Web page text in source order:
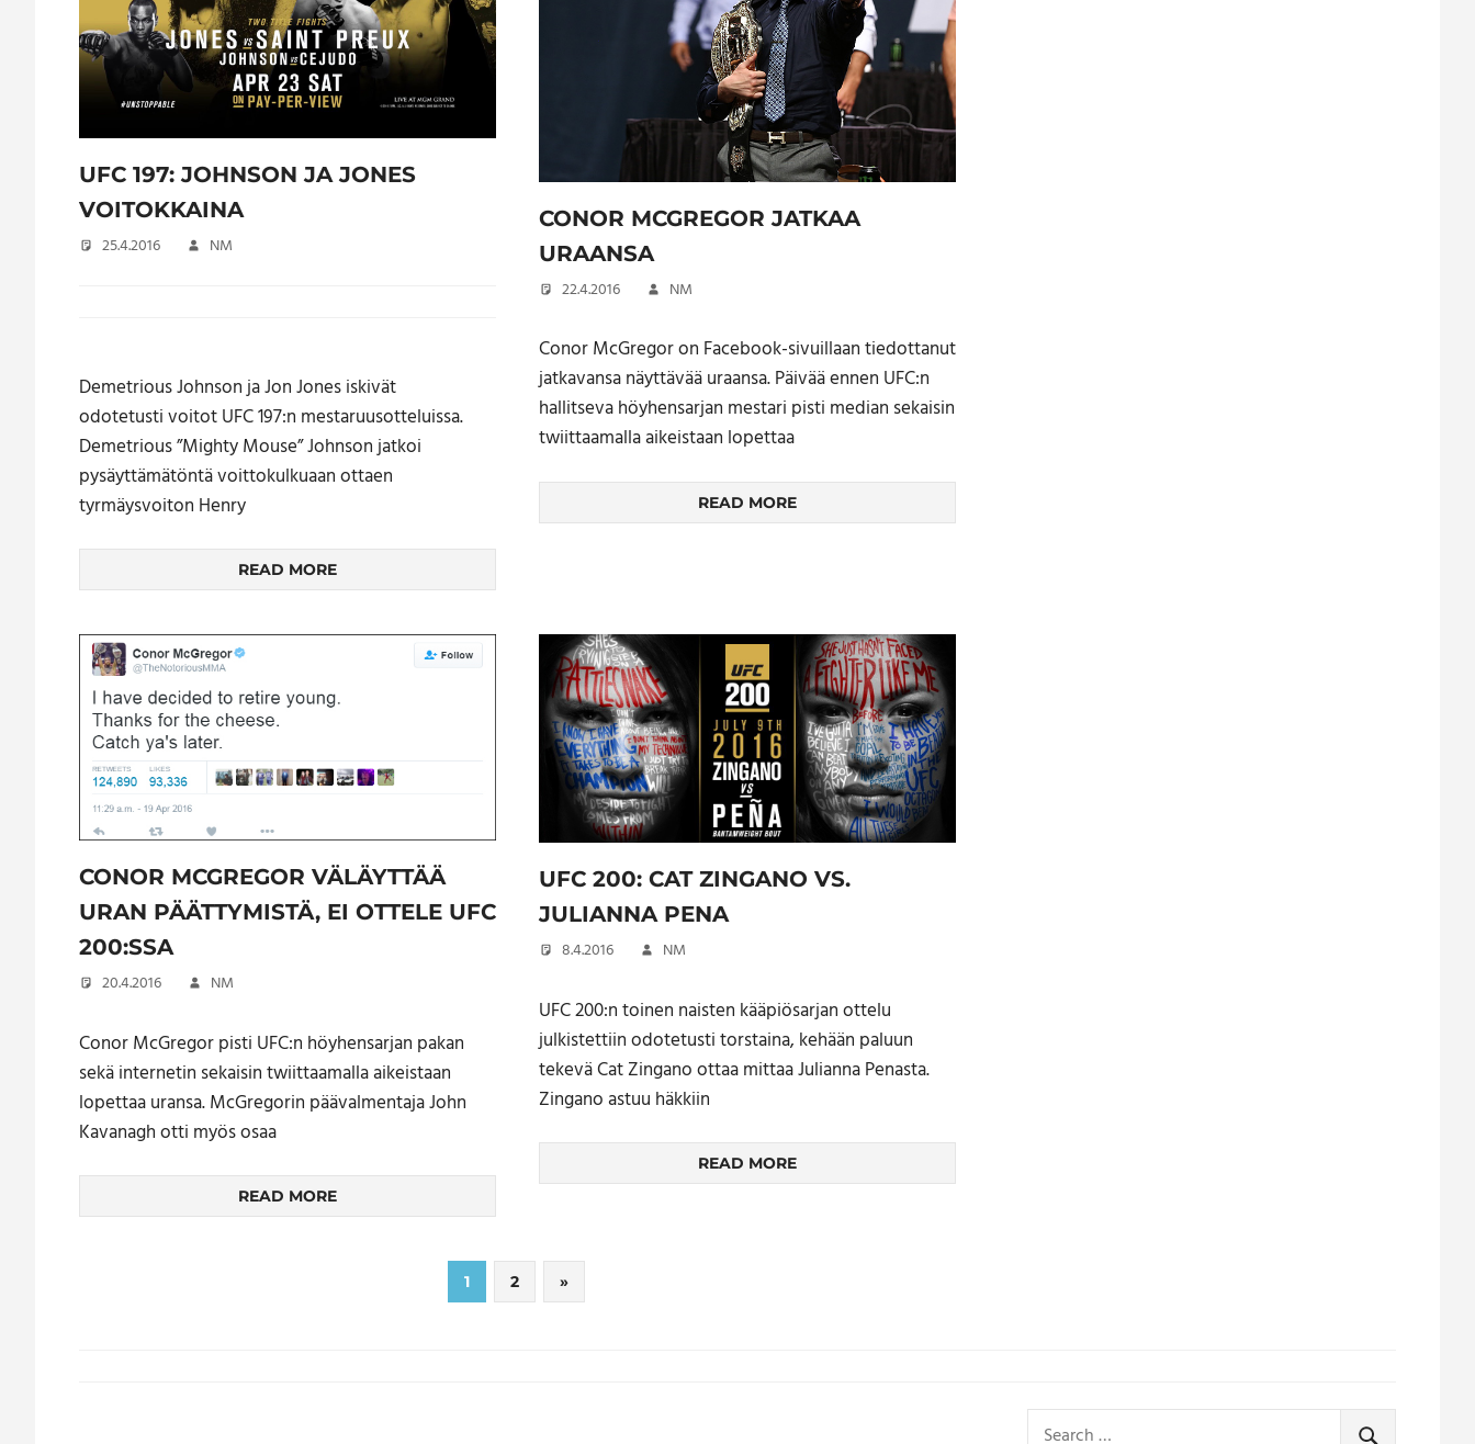
UFC 197: JOHNSON JA JONES
VOITOKKAINA
25.4.2016 NM
Demetrious Johnson ja Jon Jones iskivät
odotetusti voitot UFC 197:n mestaruusotteluissa.
Demetrious ”Mighty Mouse” Johnson jatkoi
pysäyttämätöntä voittokulkuaan ottaen
tyrmäysvoiton Henry
READ MORE
CONOR MCGREGOR JATKAA
URAANSA
22.4.2016 NM
Conor McGregor on Facebook-sivuillaan tiedottanut
jatkavansa näyttävää uraansa. Päivää ennen UFC:n
hallitseva höyhensarjan mestari pisti median sekaisin
twiittaamalla aikeistaan lopettaa
READ MORE
CONOR MCGREGOR VÄLÄYTTÄÄ
URAN PÄÄTTYMISTÄ, EI OTTELE UFC
200:SSA
20.4.2016 NM
Conor McGregor pisti UFC:n höyhensarjan pakan
sekä internetin sekaisin twiittaamalla aikeistaan
lopettaa uransa. McGregorin päävalmentaja John
Kavanagh otti myös osaa
READ MORE
UFC 200: CAT ZINGANO VS.
JULIANNA PENA
8.4.2016 NM
UFC 200:n toinen naisten kääpiösarjan ottelu
julkistettiin odotetusti torstaina, kehään paluun
tekevä Cat Zingano ottaa mittaa Julianna Penasta.
Zingano astuu häkkiin
READ MORE
1 2
Next
Posts
»
Search